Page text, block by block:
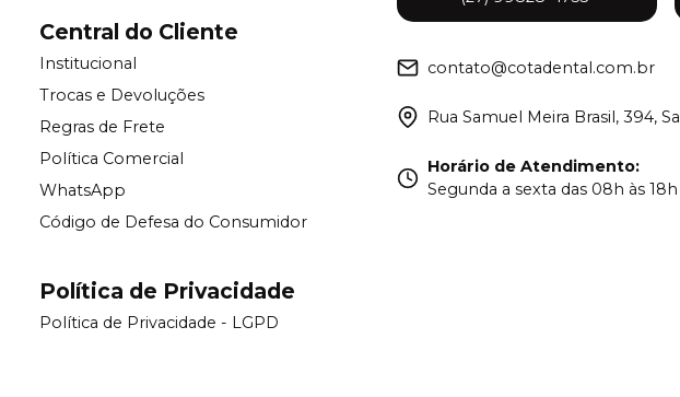
Central do Cliente
Institucional
Trocas e Devoluções
Regras de Frete
Política Comercial
WhatsApp
Código de Defesa do Consumidor
Política de Privacidade
Política de Privacidade - LGPD
contato@cotadental.com.br
Rua Samuel Meira Brasil, 394,
Horário de Atendimento:
Segunda a sexta das 08h às 18h